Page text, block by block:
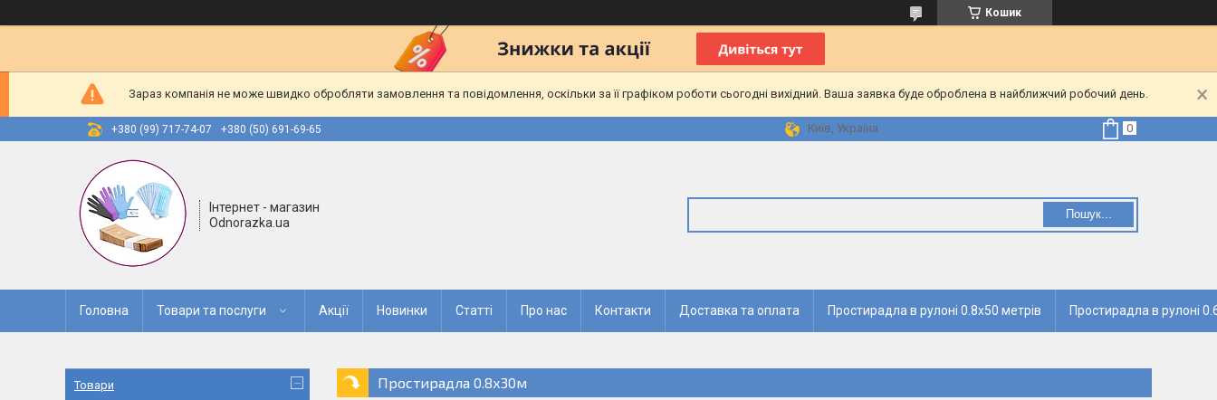
Кошик
Зараз компанія не може швидко обробляти замовлення та повідомлення, оскільки за її графіком роботи сьогодні вихідний. Ваша заявка буде оброблена в найближчий робочий день.
+380 (99) 717-74-07 +380 (50) 691-69-65 Київ, Україна
Інтернет - магазин
Odnorazka.ua
Пошук...
Головна Товари та послуги Акції Новинки Статті Про нас Контакти Доставка та оплата Простирадла в рулоні 0.8х50 метрів Простирадла в рулоні
Простирадла 0.8х30м
Товари